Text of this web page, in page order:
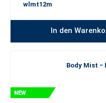
wlmt12m
In den
Body Mist −